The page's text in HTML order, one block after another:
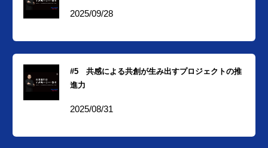
2025/09/28
#5 共感による共創が生み出すプロジェクトの推
進力
2025/08/31